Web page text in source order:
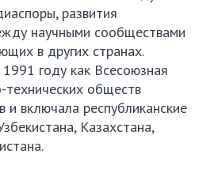
развития
научными сообществами
в других странах.
году как Всесоюзная
технических обществ
и включала республиканские
Казахстана,